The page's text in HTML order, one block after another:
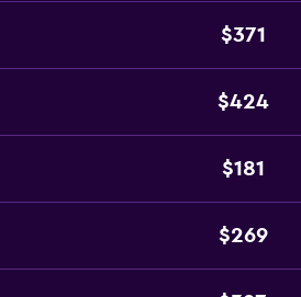
$371
$424
$181
$269